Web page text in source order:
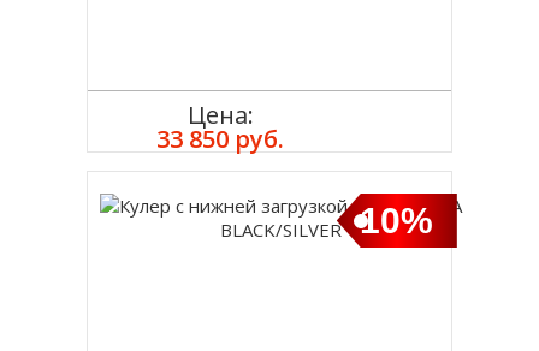
Цена:
33 850 руб.
10%